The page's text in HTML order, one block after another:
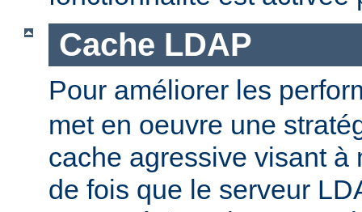
Cache LDAP
Pour améliorer les
met en oeuvre une
cache agressive visant à
de fois que le serveur